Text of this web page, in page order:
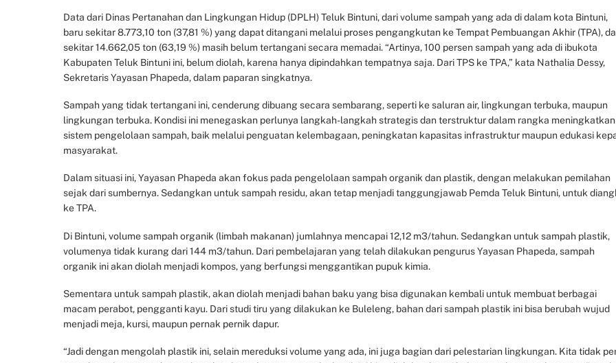
Data dari Dinas Pertanahan dan Lingkungan Hidup (DPLH) Teluk Bintuni, dari volume sampah yang ada di dalam kota Bintuni,
baru sekitar 8.773,10 ton (37,81 %) yang dapat ditangani melalui proses pengangkutan ke Tempat Pembuangan Akhir (TPA),
sekitar 14.662,05 ton (63,19 %) masih belum tertangani secara memadai. “Artinya, 100 persen sampah yang ada di ibukota
Kabupaten Teluk Bintuni ini, belum diolah, karena hanya dipindahkan tempatnya saja. Dari TPS ke TPA,” kata Nathalia Dessy,
Sekretaris Yayasan Phapeda, dalam paparan singkatnya.
Sampah yang tidak tertangani ini, cenderung dibuang secara sembarang, seperti ke saluran air, lingkungan terbuka, maupun
lingkungan terbuka. Kondisi ini menegaskan perlunya langkah-langkah strategis dan terstruktur dalam rangka meningkatkan
sistem pengelolaan sampah, baik melalui penguatan kelembagaan, peningkatan kapasitas infrastruktur maupun edukasi
masyarakat.
Dalam situasi ini, Yayasan Phapeda akan fokus pada pengelolaan sampah organik dan plastik, dengan melakukan pemilahan
sejak dari sumbernya. Sedangkan untuk sampah residu, akan tetap menjadi tanggungjawab Pemda Teluk Bintuni, untuk
ke TPA.
Di Bintuni, volume sampah organik (limbah makanan) jumlahnya mencapai 12,12 m3/tahun. Sedangkan untuk sampah plastik,
volumenya tidak kurang dari 144 m3/tahun. Dari pembelajaran yang telah dilakukan pengurus Yayasan Phapeda, sampah
organik ini akan diolah menjadi kompos, yang berfungsi menggantikan pupuk kimia.
Sementara untuk sampah plastik, akan diolah menjadi bahan baku yang bisa digunakan kembali untuk membuat berbagai
macam perabot, pengganti kayu. Dari studi tiru yang dilakukan ke Buleleng, bahan dari sampah plastik ini bisa berubah wujud
menjadi meja, kursi, maupun pernak pernik dapur.
“Jadi dengan mengolah plastik ini, selain mereduksi volume yang ada, ini juga bagian dari pelestarian lingkungan. Kita tidak